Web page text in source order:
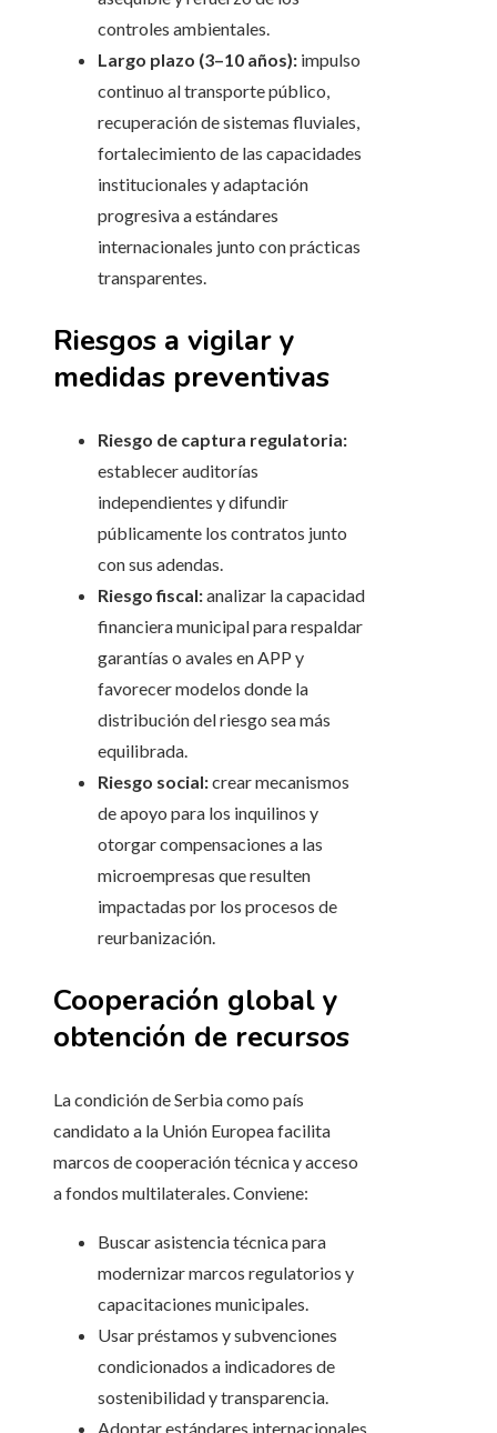
controles ambientales.
Largo plazo (3–10 años): impulso
continuo al transporte público,
recuperación de sistemas fluviales,
fortalecimiento de las capacidades
institucionales y adaptación
progresiva a estándares
internacionales junto con prácticas
transparentes.
Riesgos a vigilar y
medidas preventivas
Riesgo de captura regulatoria:
establecer auditorías
independientes y difundir
públicamente los contratos junto
con sus adendas.
Riesgo fiscal:analizar la capacidad
financiera municipal para respaldar
garantías o avales en APP y
favorecer modelos donde la
distribución del riesgo sea más
equilibrada.
Riesgo social:crear mecanismos
de apoyo para los inquilinos y
otorgar compensaciones a las
microempresas que resulten
impactadas por los procesos de
reurbanización.
Cooperación global y
obtención de recursos
La condición de Serbia como país
candidato a la Unión Europea facilita
marcos de cooperación técnica y acceso
a fondos multilaterales. Conviene:
Buscar asistencia técnica para
modernizar marcos regulatorios y
capacitaciones municipales.
Usar préstamos y subvenciones
condicionados a indicadores de
sostenibilidad y transparencia.
Adoptar estándares internacionales